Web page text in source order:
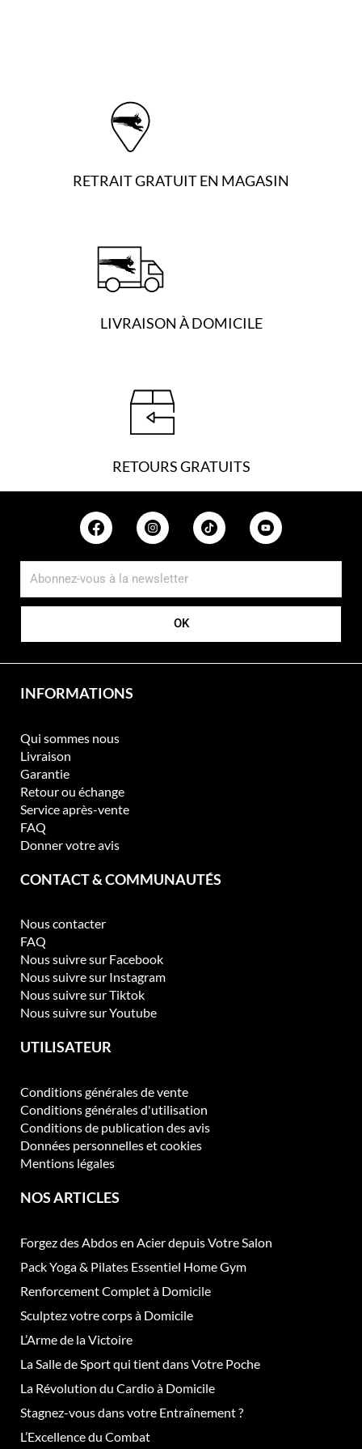
RETRAIT GRATUIT EN MAGASIN
LIVRAISON À DOMICILE
RETOURS GRATUITS
OK
INFORMATIONS
Qui sommes nous
Livraison
Garantie
Retour ou échange
Service après-vente
FAQ
Donner votre avis
CONTACT & COMMUNAUTÉS
Nous contacter
FAQ
Nous suivre sur Facebook
Nous suivre sur Instagram
Nous suivre sur Tiktok
Nous suivre sur Youtube
UTILISATEUR
Conditions générales de vente
Conditions générales d'utilisation
Conditions de publication des avis
Données personnelles et cookies
Mentions légales
NOS ARTICLES
Forgez des Abdos en Acier depuis Votre Salon
Pack Yoga & Pilates Essentiel Home Gym
Renforcement Complet à Domicile
Sculptez votre corps à Domicile
L’Arme de la Victoire
La Salle de Sport qui tient dans Votre Poche
La Révolution du Cardio à Domicile
Stagnez-vous dans votre Entraînement ?
L’Excellence du Combat